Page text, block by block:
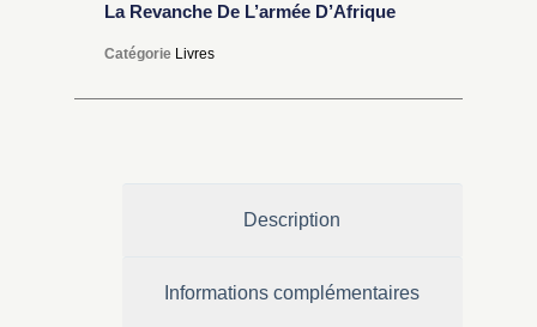
La Revanche De L’armée D’Afrique
Catégorie Livres
Description
Informations complémentaires